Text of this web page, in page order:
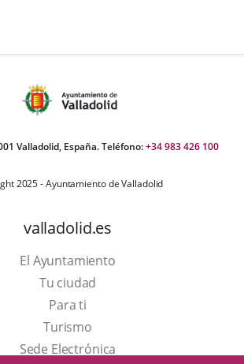
Valladolid, España. Teléfono:+34 983 426 100
2025 - Ayuntamiento de Valladolid
valladolid.es
El Ayuntamiento
Tu ciudad
Para ti
TurismoEste
enlace
Sede Electrónica